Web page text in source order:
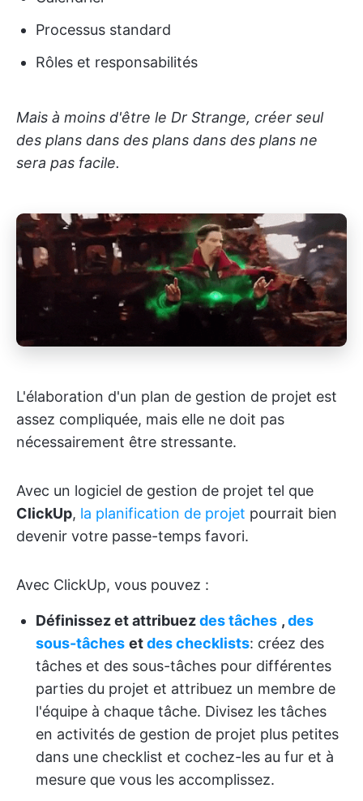
Processus standard
Rôles et responsabilités
Mais à moins d'être le Dr Strange, créer seul
des plans dans des plans dans des plans ne
sera pas facile.
L'élaboration d'un plan de gestion de projet est
assez compliquée, mais elle ne doit pas
nécessairement être stressante.
Avec un logiciel de gestion de projet tel que
ClickUp, la planification de projet pourrait bien
devenir votre passe-temps favori.
Avec ClickUp, vous pouvez :
Définissez et attribuezdestâches ,des
sous-tâches etdeschecklists: créez des
tâches et des sous-tâches pour différentes
parties du projet et attribuez un membre de
l'équipe à chaque tâche. Divisez les tâches
en activités de gestion de projet plus petites
dans une checklist et cochez-les au fur et à
mesure que vous les accomplissez.